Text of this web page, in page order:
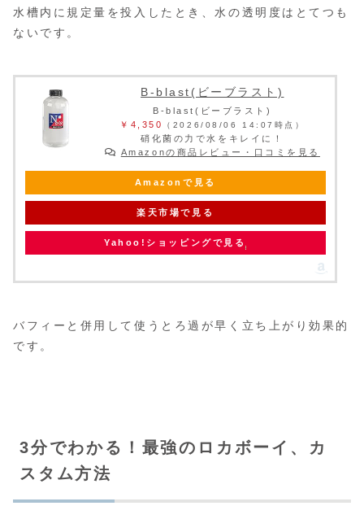
水槽内に規定量を投入したとき、水の透明度はとてつも
ないです。
B-blast(ビーブラスト)
B-blast(ビーブラスト)
￥4,350
（2026/08/06 14:07時点）
硝化菌の力で水をキレイに！
Amazonの商品レビュー・口コミを見る
Amazonで見る
楽天市場で見る
Yahoo!ショッピングで見る
バフィーと併用して使うとろ過が早く立ち上がり効果的
です。
3分でわかる！最強のロカボーイ、カ
スタム方法